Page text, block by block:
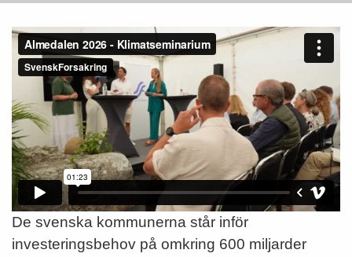
De svenska kommunerna står inför
investeringsbehov på omkring 600 miljarder